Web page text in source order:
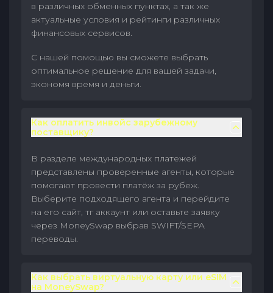
в различных обменных пунктах, а так же
актуальные условия и рейтинги различных
финансовых сервисов.
С нашей помощью вы сможете выбрать
оптимальное решение для вашей задачи,
экономя время и деньги.
Как оплатить инвойс зарубежному
поставщику?
В разделе международных платежей
представлены проверенные агенты, которые
помогают провести платёж за рубеж.
Выберите подходящего агента и перейдите
на его сайт, тг аккаунт или оставьте заявку
через MoneySwap выбрав SWIFT/SEPA
переводы.
Как выбрать виртуальную карту или eSIM
на MoneySwap?